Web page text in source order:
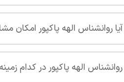
آیا روانشناس الهه پاکپور امکان مشاوره آنلاین دارد؟
روانشناس الهه پاکپور در کدام زمینه‌های پزشکی بیمار می‌پذیرد؟